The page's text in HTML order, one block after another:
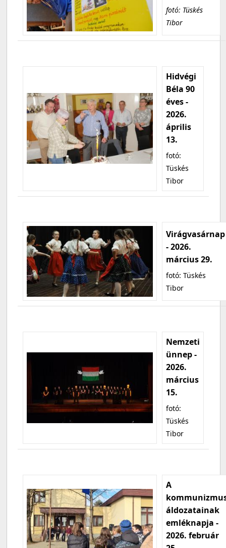
fotó: Tüskés
Tibor
Hidvégi
Béla 90
éves -
2026.
április
13.
fotó:
Tüskés
Tibor
Virágvasárnap
- 2026.
március 29.
fotó: Tüskés
Tibor
Nemzeti
ünnep -
2026.
március
15.
fotó:
Tüskés
Tibor
A
áldozatainak
emléknapja -
2026. február